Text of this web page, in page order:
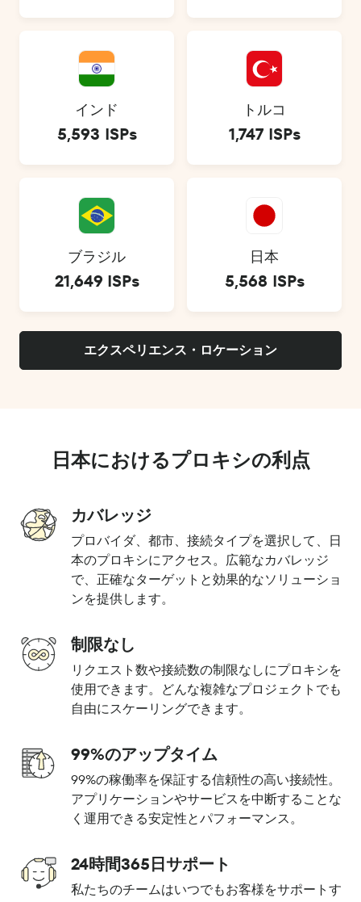
インド
5,593 ISPs
トルコ
1,747 ISPs
ブラジル
21,649 ISPs
日本
5,568 ISPs
エクスペリエンス・ロケーション
日本におけるプロキシの利点
カバレッジ
プロバイダ、都市、接続タイプを選択して、日
本のプロキシにアクセス。広範なカバレッジ
で、正確なターゲットと効果的なソリューショ
ンを提供します。
制限なし
リクエスト数や接続数の制限なしにプロキシを
使用できます。どんな複雑なプロジェクトでも
自由にスケーリングできます。
99%のアップタイム
99%の稼働率を保証する信頼性の高い接続性。
アプリケーションやサービスを中断することな
く運用できる安定性とパフォーマンス。
24時間365日サポート
私たちのチームはいつでもお客様をサポートす